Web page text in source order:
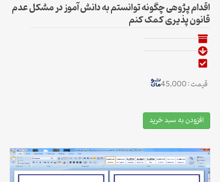
اقدام پژوهی چگونه توانستم به دانش آموز در مشکل عدم
قانون‏ پذیری کمک کنم
قیمت : 45,000
افزودن به سبد خرید